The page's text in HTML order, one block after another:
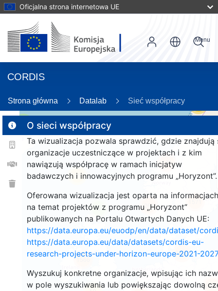
Oficjalna strona internetowa UE
CORDIS
Menu
Strona główna Datalab Sieć współpracy
O sieci współpracy
Ta wizualizacja pozwala sprawdzić, gdzie znajdują
organizacje uczestniczące w projektach i z kim
nawiązują współpracę w ramach inicjatyw
badawczych i innowacyjnych programu „Horyzont”.
Oferowana wizualizacja jest oparta na informacjach
na temat projektów z programu „Horyzont”
publikowanych na Portalu Otwartych Danych UE:
https://data.europa.eu/euodp/en/data/dataset/
https://data.europa.eu/data/datasets/cordis-eu-
research-projects-under-horizon-europe-2021-2027
Wyszukuj konkretne organizacje, wpisując ich
w pole wyszukiwania lub powiększając dowolną
25
9
161
261
3521
1566
1571